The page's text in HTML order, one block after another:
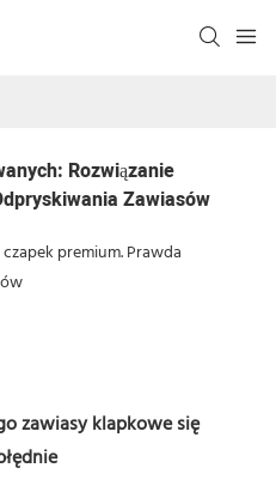
Rozwiązanie
Zawiasów
premium. Prawda
zawiasy klapkowe się